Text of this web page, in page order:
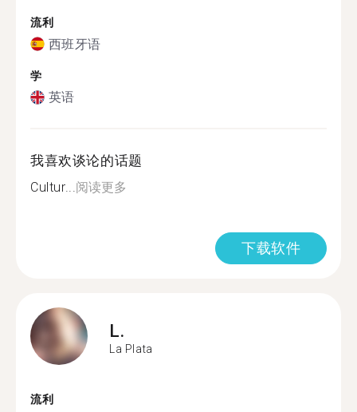
流利
西班牙语
学
英语
我喜欢谈论的话题
Cultur...阅读更多
下载软件
L.
La Plata
流利